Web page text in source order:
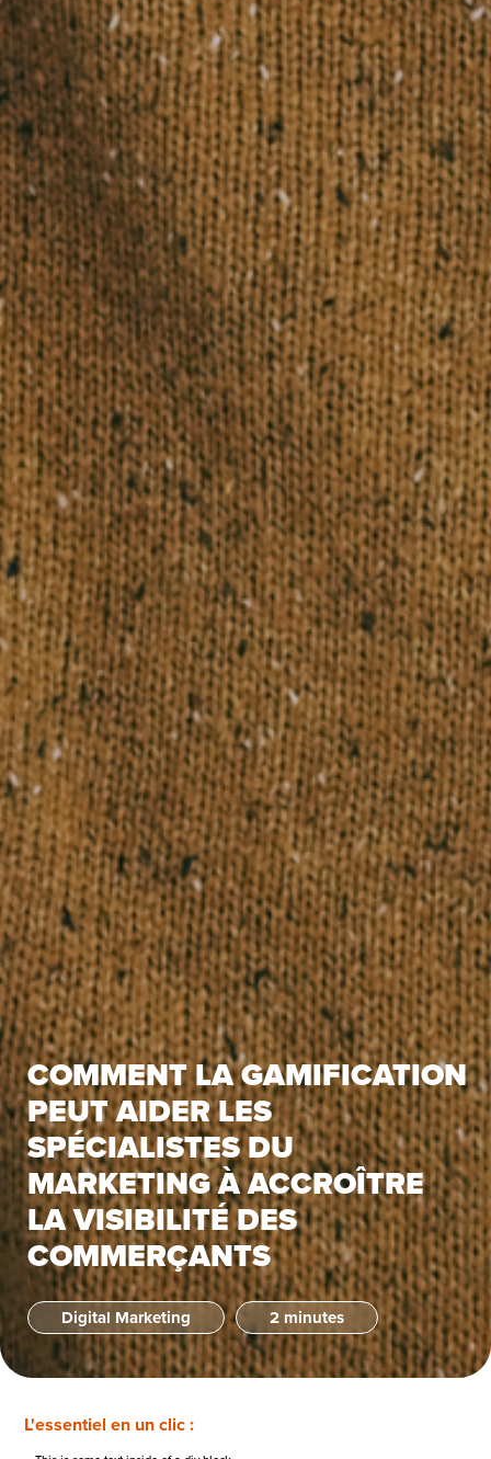
COMMENT LA GAMIFICATION
PEUT AIDER LES
SPÉCIALISTES DU
MARKETING À ACCROÎTRE
LA VISIBILITÉ DES
COMMERÇANTS
Digital Marketing 2 minutes
L'essentiel en un clic :